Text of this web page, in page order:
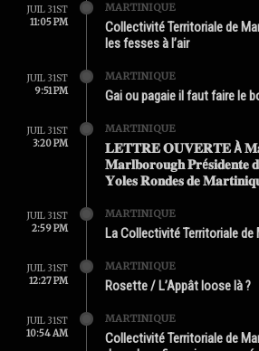
JUIL 31ST
11:05 PM
MARTINIQUE
Collectivité Territoriale de
les fesses à l’air
JUIL 31ST
9:51 PM
MARTINIQUE
Gai ou pagaie il faut faire le
JUIL 31ST
3:20 PM
MARTINIQUE
𝐋𝐄𝐓𝐓𝐑𝐄 𝐎𝐔𝐕𝐄𝐑𝐓𝐄 À
𝐌𝐚𝐫𝐥𝐛𝐨𝐫𝐨𝐮𝐠𝐡 𝐏𝐫é𝐬𝐢𝐝𝐞𝐧𝐭𝐞
𝐘𝐨𝐥𝐞𝐬 𝐑𝐨𝐧𝐝𝐞𝐬 𝐝𝐞
JUIL 31ST
2:59 PM
MARTINIQUE
La Collectivité Territoriale
JUIL 31ST
12:27 PM
MARTINIQUE
Rosette / L’Appât loose là ?
JUIL 31ST
10:54 AM
MARTINIQUE
Collectivité Territoriale de